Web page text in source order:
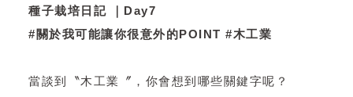
種子栽培日記 ｜Day7
#關於我可能讓你很意外的POINT #木工業
當談到〝木工業〞，你會想到哪些關鍵字呢？